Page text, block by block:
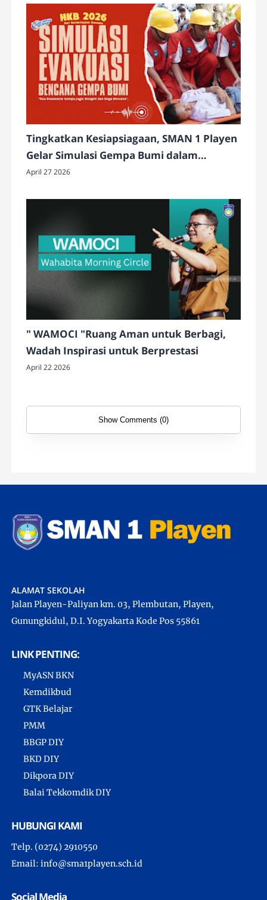
Tingkatkan Kesiapsiagaan, SMAN 1 Playen
Gelar Simulasi Gempa Bumi dalam
Peringatan HKB 2026
April 27 2026
" WAMOCI "Ruang Aman untuk Berbagi,
Wadah Inspirasi untuk Berprestasi
April 22 2026
Show Comments (0)
ALAMAT SEKOLAH
Jalan Playen-Paliyan km. 03, Plembutan, Playen,
Gunungkidul, D.I. Yogyakarta Kode Pos 55861
LINK PENTING:
MyASN BKN
Kemdikbud
GTK Belajar
PMM
BBGP DIY
BKD DIY
Dikpora DIY
Balai Tekkomdik DIY
HUBUNGI KAMI
Telp. (0274) 2910550
Email: info@sma1playen.sch.id
Social Media